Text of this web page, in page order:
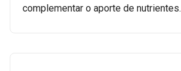
complementar o aporte de nutrientes.